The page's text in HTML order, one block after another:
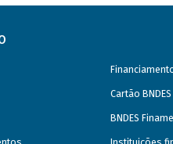
Cartão BNDES
BNDES Finame